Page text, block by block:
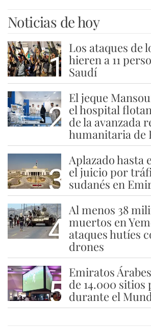
Noticias de hoy
1
Los ataques de
hieren a 11
Saudí
2
El jeque
el hospital
de la avanzada
humanitaria de
3
Aplazado hasta
el juicio por
sudanés en
4
Al menos 38
muertos en
ataques hutíes
drones
5
Emiratos
de 14.000
durante el